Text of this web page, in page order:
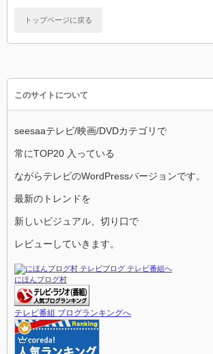
トップページに戻る
このサイトについて
seesaaテレビ/映画/DVDカテゴリで
常にTOP20 入っている
ながらテレビのWordPressバージョンです。
最新のトレンドを
新しいビジュアル、切り口で
レビューしていきます。
にほんブログ村
テレビ番組 ブログランキングへ